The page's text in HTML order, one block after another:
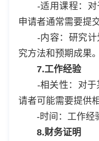
-适用课程：对
申请者通常需要提
-内容：研究计
究方法和预期成果。
7.工作经验
-相关性：对于
请者可能需要提供
-时间：工作经验
8.财务证明